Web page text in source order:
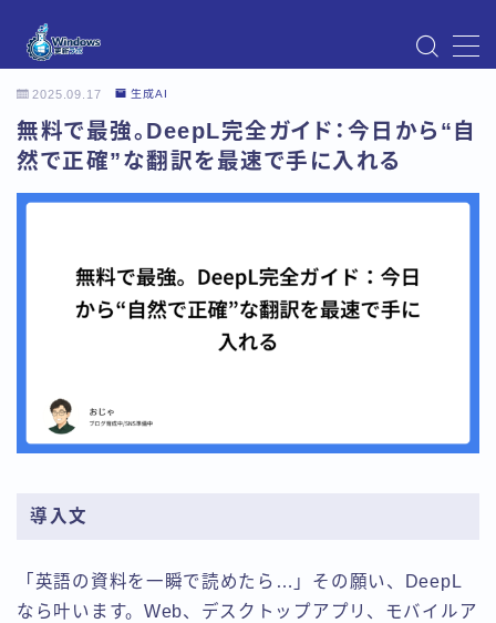
Instagram
Windows Updateの不具合・エラー対処法まとめ
【Windows11対応】
アクセス
トップページ
プライバシーポリシー
利用規約／特定商取引法に基づく表記
有料記事の決済完了ページ
運営者情報
2025.09.17 生成AI
無料で最強。DeepL完全ガイド：今日から“自
然で正確”な翻訳を最速で手に入れる
導入文
「英語の資料を一瞬で読めたら…」その願い、DeepL
なら叶います。Web、デスクトップアプリ、モバイルア